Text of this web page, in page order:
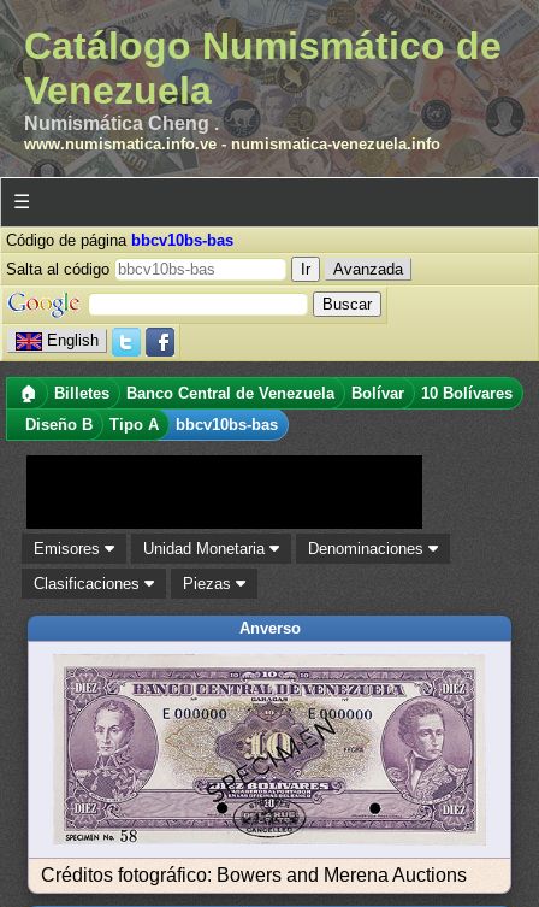
Catálogo Numismático de
Venezuela
Numismática Cheng .
www.numismatica.info.ve- numismatica-venezuela.info
☰
Código de página bbcv10bs-bas
Salta al código
Avanzada
English
🏠 Billetes Banco Central de Venezuela Bolívar
10 Bolívares
Diseño B
Tipo A bbcv10bs-bas
Emisores Unidad Monetaria
Denominaciones
Clasificaciones
Piezas
Anverso
Créditos fotográfico: Bowers and Merena Auctions